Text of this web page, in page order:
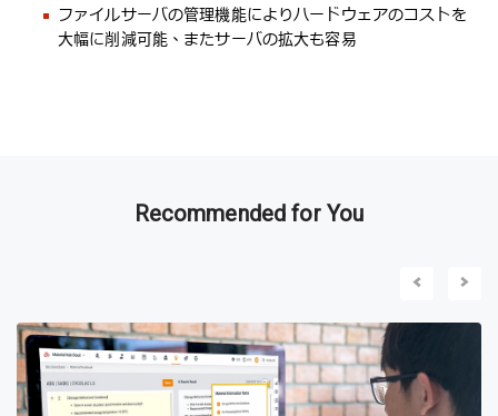
ファイルサーバの管理機能によりハードウェアのコストを
大幅に削減可能、またサーバの拡大も容易
Recommended for You